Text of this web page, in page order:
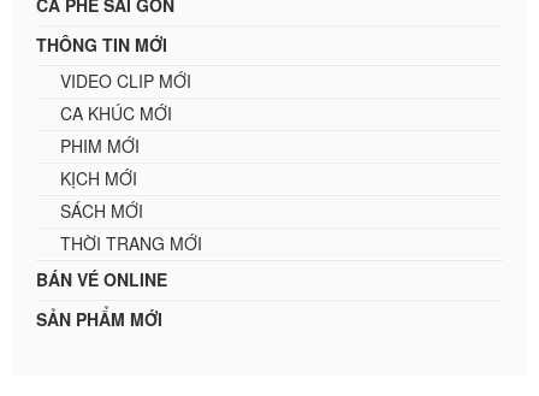
CÀ PHÊ SÀI GÒN
THÔNG TIN MỚI
VIDEO CLIP MỚI
CA KHÚC MỚI
PHIM MỚI
KỊCH MỚI
SÁCH MỚI
THỜI TRANG MỚI
BÁN VÉ ONLINE
SẢN PHẨM MỚI